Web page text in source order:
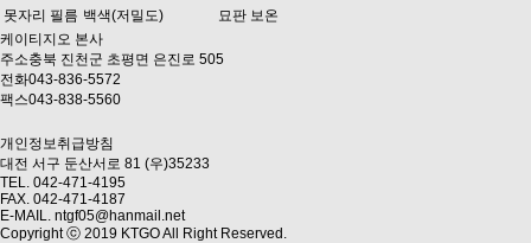
못자리 필름 백색(저밀도)
묘판 보온
케이티지오 본사
주소충북 진천군 초평면 은진로 505
전화043-836-5572
팩스043-838-5560
개인정보취급방침
대전 서구 둔산서로 81 (우)35233
TEL. 042-471-4195
FAX. 042-471-4187
E-MAIL. ntgf05@hanmail.net
Copyright ⓒ 2019 KTGO All Right Reserved.